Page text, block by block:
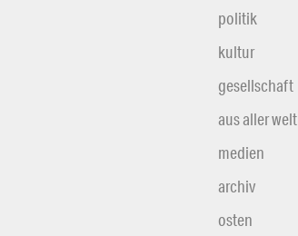
politik
kultur
gesellschaft
aus aller welt
medien
archiv
osten